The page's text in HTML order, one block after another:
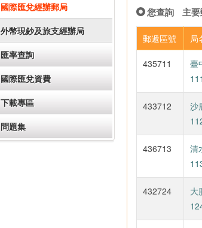
國際匯兌經辦郵局
外幣現鈔及旅支經辦局
匯率查詢
國際匯兌資費
下載專區
問題集
您查詢 主
郵遞區號 局
435711
臺
433712
沙
436713
清
432724
大